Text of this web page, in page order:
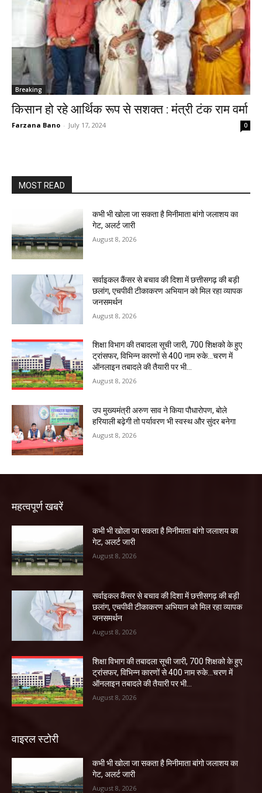
Breaking
किसान हो रहे आर्थिक रूप से सशक्त : मंत्री टंक राम वर्मा
Farzana Bano - July 17, 2024 0
MOST READ
कभी भी खोला जा सकता है मिनीमाता बांगो जलाशय का
गेट, अलर्ट जारी
August 8, 2026
सर्वाइकल कैंसर से बचाव की दिशा में छत्तीसगढ़ की बड़ी
छलांग, एचपीवी टीकाकरण अभियान को मिल रहा व्यापक
जनसमर्थन
August 8, 2026
शिक्षा विभाग की तबादला सूची जारी, 700 शिक्षको के हुए
ट्रांसफर, विभिन्न कारणों से 400 नाम रुके…चरण में
ऑनलाइन तबादले की तैयारी पर भी...
August 8, 2026
उप मुख्यमंत्री अरुण साव ने किया पौधारोपण, बोले
हरियाली बढ़ेगी तो पर्यावरण भी स्वस्थ और सुंदर बनेगा
August 8, 2026
महत्वपूर्ण खबरें
कभी भी खोला जा सकता है मिनीमाता बांगो जलाशय का
गेट, अलर्ट जारी
August 8, 2026
सर्वाइकल कैंसर से बचाव की दिशा में छत्तीसगढ़ की बड़ी
छलांग, एचपीवी टीकाकरण अभियान को मिल रहा व्यापक
जनसमर्थन
August 8, 2026
शिक्षा विभाग की तबादला सूची जारी, 700 शिक्षको के हुए
ट्रांसफर, विभिन्न कारणों से 400 नाम रुके…चरण में
ऑनलाइन तबादले की तैयारी पर भी...
August 8, 2026
वाइरल स्टोरी
कभी भी खोला जा सकता है मिनीमाता बांगो जलाशय का
गेट, अलर्ट जारी
August 8, 2026